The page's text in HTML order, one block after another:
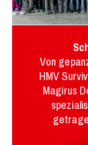
Von
HMV
Magirus